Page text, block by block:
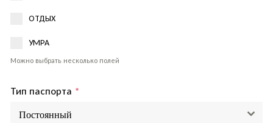
ОТДЫХ
УМРА
Можно выбрать несколько полей
Тип паспорта *
Постоянный